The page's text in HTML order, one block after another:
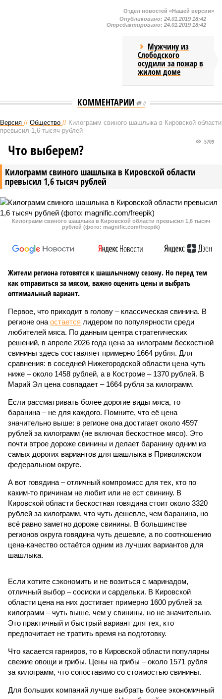
Отдел новостей «Нашей версии»
Опубликовано: 24.01.2019 18:42
Отредактировано: 24.01.2019 18:42
Мужчину из
Слободского
осудили за пожар в
жилом доме
КОММЕНТАРИИ 0
Версия // Общество // Килограмм свиного шашлыка в Кировской области
превысил 1,6 тысяч рублей
Килограмм свиного шашлыка в Кировской области
превысил 1,6 тысяч рублей
5709
Что выберем?
Килограмм свиного шашлыка в Кировской области превысил 1,6 тысяч
рублей (фото: magnific.com/freepik)
Жители региона готовятся к шашлычному сезону. Но перед тем
как отправиться за мясом, важно оценить цены и выбрать
оптимальный вариант.
Первое, что приходит в голову – классическая свинина. В
регионе она остается лидером по популярности среди
любителей мяса. По данным центра стратегических
решений, в апреле 2026 года цена за килограмм бескостной
свинины здесь составляет примерно 1664 рубля. Для
сравнения: в соседней Нижегородской области цена чуть
ниже – около 1458 рублей, а в Костроме – 1370 рублей. В
Марий Эл цена совпадает – 1664 рубля за килограмм.
Если рассматривать более дорогие виды мяса, то
баранина – не для каждого. Помните, что её цена
значительно выше: в регионе она достигает около 4597
рублей за килограмм (не включая бескостное мясо). Это
почти втрое дороже свинины и делает баранину одним из
самых дорогих вариантов для шашлыка в Приволжском
федеральном округе.
А вот говядина – отличный компромисс для тех, кто по
каким-то причинам не любит или не ест свинину. В
Кировской области бескостная говядина стоит около 3320
рублей за килограмм, что чуть дешевле, чем баранина, но
всё равно заметно дороже свинины. В большинстве
регионов округа говядина чуть дешевле, а по соотношению
цена-качество остаётся одним из лучших вариантов для
шашлыка.
Если хотите сэкономить и не возиться с маринадом,
отличный выбор – сосиски и сардельки. В Кировской
области цена на них достигает примерно 1600 рублей за
килограмм – чуть выше, чем у свинины, но не значительно.
Это практичный и быстрый вариант для тех, кто
предпочитает не тратить время на подготовку.
Что касается гарниров, то в Кировской области популярны
свежие овощи и грибы. Цены на грибы – около 1571 рубля
за килограмм, что сопоставимо со стоимостью свинины.
Для больших компаний лучше выбрать более экономичный